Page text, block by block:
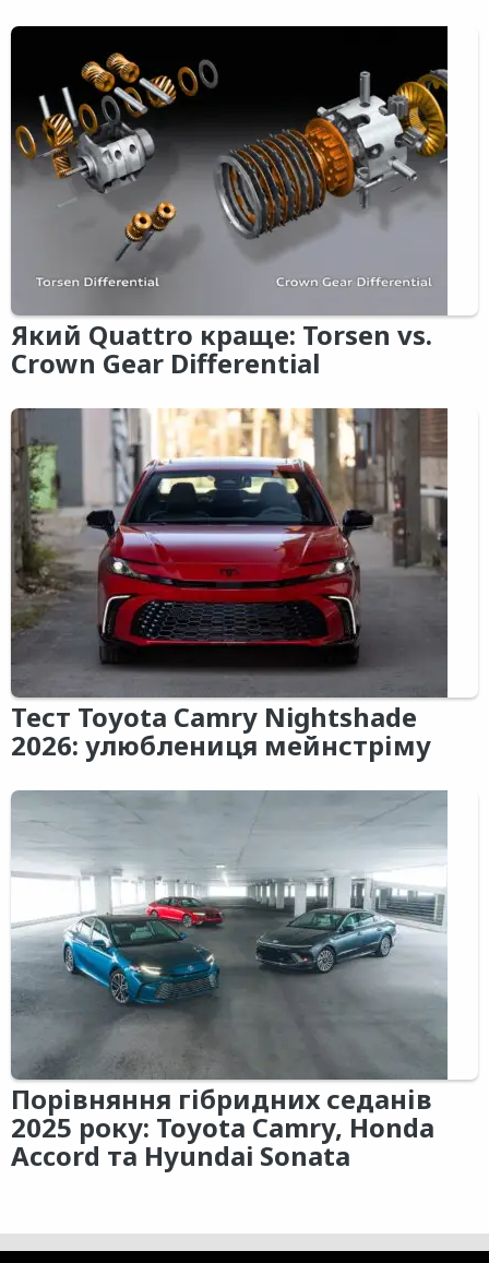
Який Quattro краще: Torsen vs.
Crown Gear Differential
Тест Toyota Camry Nightshade
2026: улюблениця мейнстріму
Порівняння гібридних седанів
2025 року: Toyota Camry, Honda
Accord та Hyundai Sonata